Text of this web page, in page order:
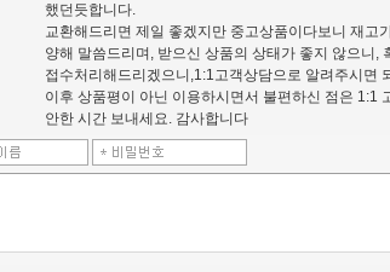
했던듯합니다.
교환해드리면 제일 좋겠지만 중고상품이다보니 재고
양해 말씀드리며, 받으신 상품의 상태가 좋지 않으니,
접수처리해드리겠으니,1:1고객상담으로 알려주시면
이후 상품평이 아닌 이용하시면서 불편하신 점은 1:1
안한 시간 보내세요. 감사합니다